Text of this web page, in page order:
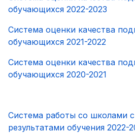
обучающихся 2022-2023
Система оценки качества
обучающихся 2021-2022
Система оценки качества
обучающихся 2020-2021
Система работы со школами
результатами обучения 2022-